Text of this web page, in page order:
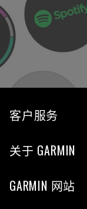
客户服务
关于 GARMIN
GARMIN 网站